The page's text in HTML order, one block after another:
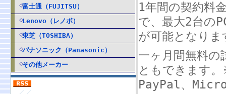
富士通（FUJITSU）
Lenovo（レノボ）
東芝（TOSHIBA）
パナソニック（Panasonic）
その他メーカー
1年間の契約料
で、最大2台の
が可能となりま
一ヶ月間無料の
ともできます
PayPal、